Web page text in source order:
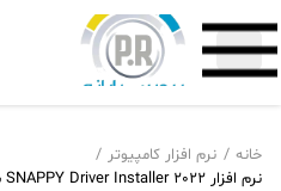
خانه
نرم افزار کامپیوتر
نرم افزار SNAPPY Driver Installer 2022 شرکت گردو